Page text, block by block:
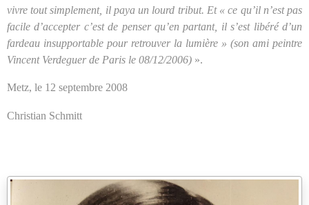
vivre tout simplement, il paya un lourd tribut. Et « ce qu’il n’est pas
facile d’accepter c’est de penser qu’en partant, il s’est libéré d’un
fardeau insupportable pour retrouver la lumière » (son ami peintre
Vincent Verdeguer de Paris le 08/12/2006) ».
Metz, le 12 septembre 2008
Christian Schmitt